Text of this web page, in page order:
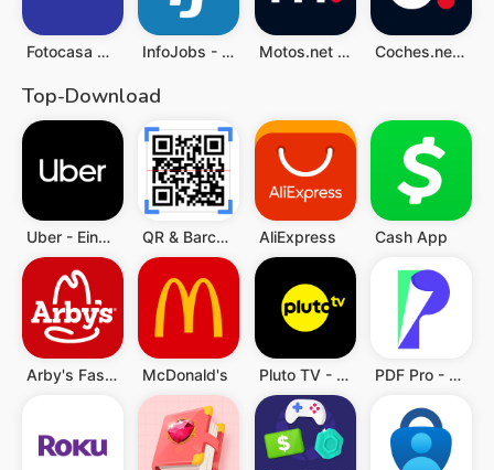
Fotocasa Vermietung undVerkauf InfoJobs - Trabajo y Empleo Motos.net - Motos de Ocasión Coches.net - Coches de Ocasión
Top-Download
Uber - Eine Fahrt bestellen QR & Barcode Scanner (Deutsch) AliExpress Cash App
Arby's Fast Food Sandwiches McDonald's Pluto TV - TV, Filme & Serien PDF Pro - Reader & Maker